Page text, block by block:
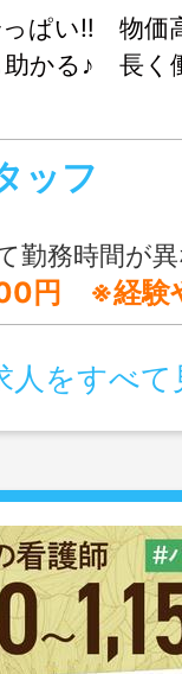
ぱい‼ 物価
助かる♪ 長く
ッフ
～22:00 ■箱詰 2:00～11:00／4:00～13:00／13:00～22:00 （作業に慣れるまでの3ヶ月～1
※経験や年齢
人をすべて